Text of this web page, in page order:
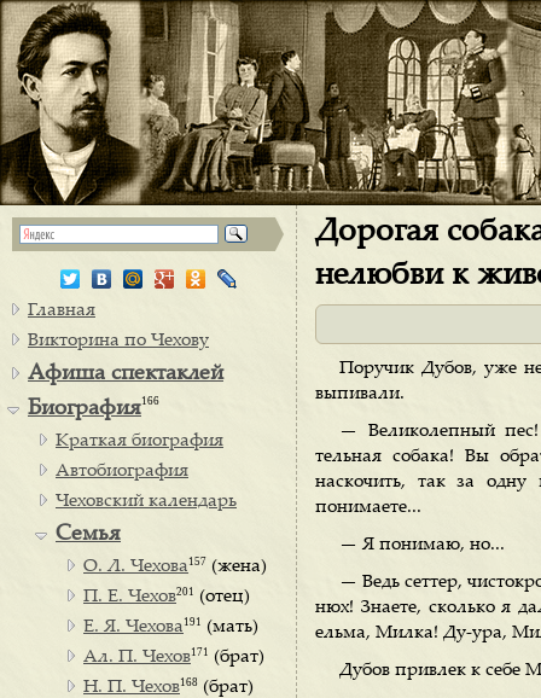
Дорогая
нелюбви к
Поручик Дубов, уже
выпивали.
— Великолепный
тельная собака! Вы
наскочить, так за
понимаете...
— Я понимаю, но...
— Ведь сеттер,
нюх! Знаете, сколько я
ельма, Милка! Ду-ура,
Дубов привлек к себе
Главная
Викторина по Чехову
Афиша спектаклей
Биография166
Краткая биография
Автобиография
Чеховский календарь
Семья
О. Л. Чехова 157 (жена)
П. Е. Чехов201 (отец)
Е. Я. Чехова 191 (мать)
Ал. П. Чехов171 (брат)
Н. П. Чехов168 (брат)